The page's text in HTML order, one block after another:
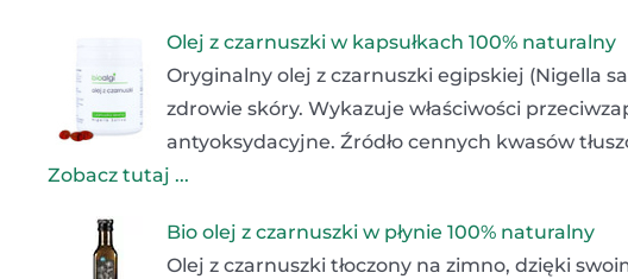
Olej z czarnuszki w kapsułkach 100% naturalny
Oryginalny olej z czarnuszki egipskiej (Nigella
zdrowie skóry. Wykazuje właściwości
antyoksydacyjne. Źródło cennych kwasów
Zobacz tutaj ...
Bio olej z czarnuszki w płynie 100% naturalny
Olej z czarnuszki tłoczony na zimno, dzięki